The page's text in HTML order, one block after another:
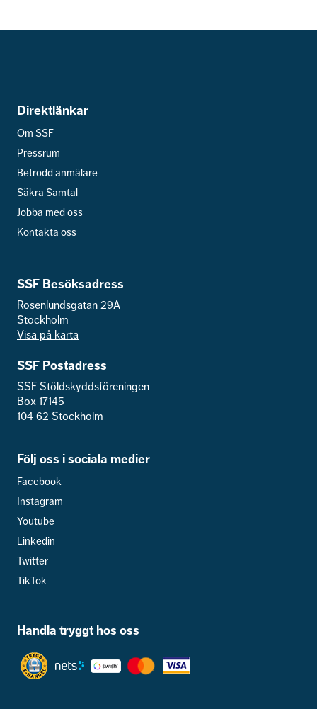
Direktlänkar
Om SSF
Pressrum
Betrodd anmälare
Säkra Samtal
Jobba med oss
Kontakta oss
SSF Besöksadress
Rosenlundsgatan 29A
Stockholm
Visa på karta
SSF Postadress
SSF Stöldskyddsföreningen
Box 17145
104 62 Stockholm
Följ oss i sociala medier
Facebook
Instagram
Youtube
Linkedin
Twitter
TikTok
Handla tryggt hos oss